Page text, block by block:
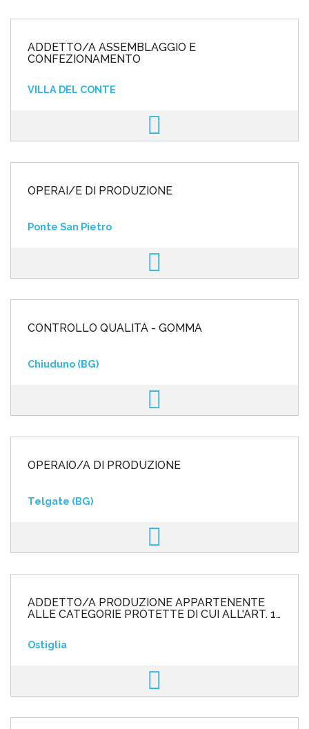
ADDETTO/A ASSEMBLAGGIO E
CONFEZIONAMENTO
VILLA DEL CONTE
OPERAI/E DI PRODUZIONE
Ponte San Pietro
CONTROLLO QUALITÀ - GOMMA
Chiuduno (BG)
OPERAIO/A DI PRODUZIONE
Telgate (BG)
ADDETTO/A PRODUZIONE APPARTENENTE
ALLE CATEGORIE PROTETTE DI CUI ALL'ART. 1
Ostiglia